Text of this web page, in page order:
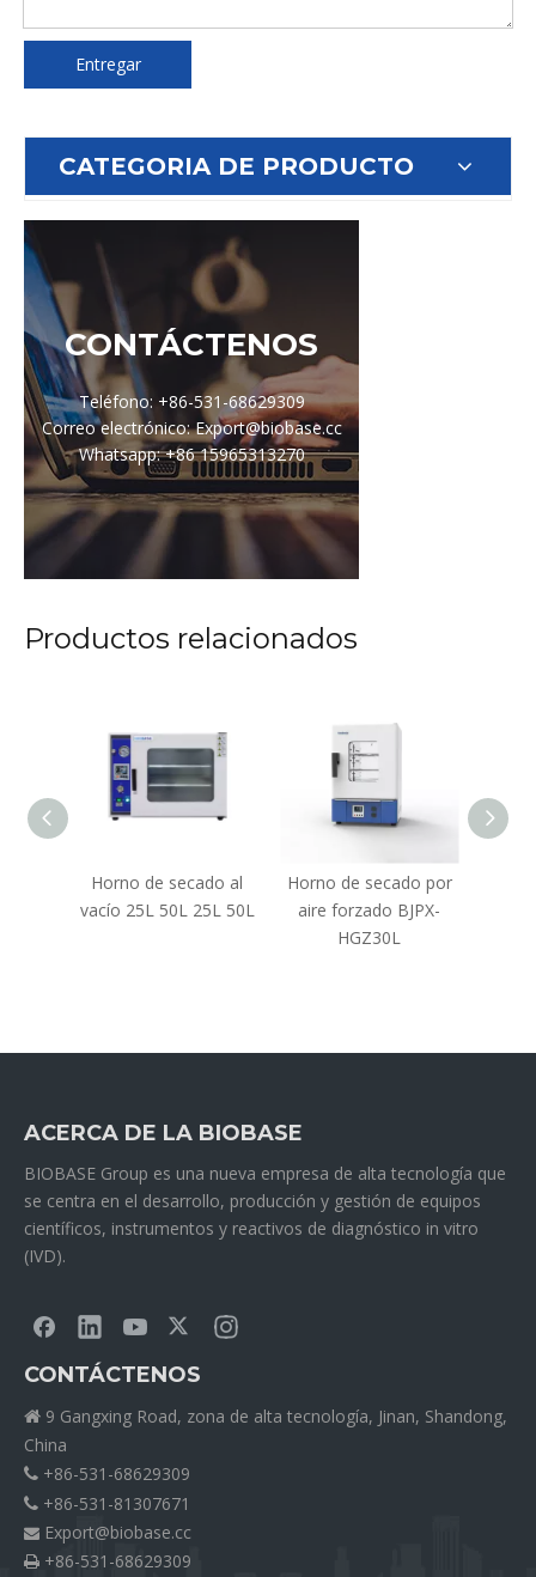
Entregar
CATEGORIA DE PRODUCTO
CONTÁCTENOS
Teléfono: +86-531-68629309
Correo electrónico: Export@biobase.cc
Whatsapp: +86 15965313270
Productos relacionados
Horno de secado al
vacío 25L 50L 25L 50L
Horno de secado por
aire forzado BJPX-
HGZ30L
ACERCA DE LA BIOBASE
BIOBASE Group es una nueva empresa de alta tecnología que
se centra en el desarrollo, producción y gestión de equipos
científicos, instrumentos y reactivos de diagnóstico in vitro
(IVD).
CONTÁCTENOS
 9 Gangxing Road, zona de alta tecnología, Jinan, Shandong,
China
 +86-531-68629309
 +86-531-81307671
 Export@biobase.cc
 +86-531-68629309